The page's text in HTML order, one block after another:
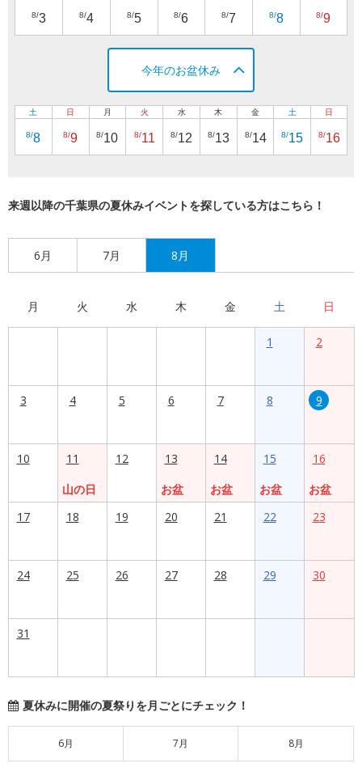
8/3 8/4 8/5 8/6 8/7 8/8 8/9
今年のお盆休み
土
8/8
日
8/9
月
8/10
火
8/11
水
8/12
木
8/13
金
8/14
土
8/15
日
8/16
来週以降の千葉県の夏休みイベントを探している方はこちら！
6月 7月 8月
月 火 水 木 金 土 日
1 2
3 4 5 6 7 8 9
10
11
山の日
12
13
お盆
14
お盆
15
お盆
16
お盆
17
18 19 20 21 22 23
24 25 26 27 28 29 30
31
夏休みに開催の夏祭りを月ごとにチェック！
6月 7月 8月